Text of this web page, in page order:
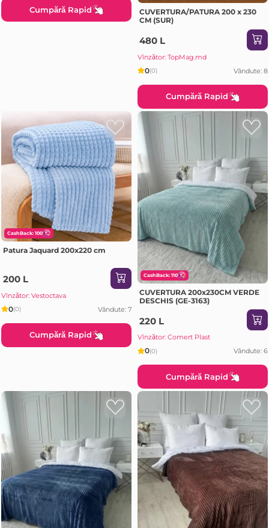
Cumpără Rapid
CUVERTURA/PATURA 200 x 230
CM (SUR)
480 L
Vînzător: TopMag.md
0(0) Vândute: 8
Cumpără Rapid
CashBack: 100
Patura Jaquard 200x220 cm
200 L
Vînzător: Vestoctava
0(0) Vândute: 7
Cumpără Rapid
CashBack: 110
CUVERTURA 200x230CM VERDE
DESCHIS (GE-3163)
220 L
Vînzător: Comert Plast
0(0) Vândute: 6
Cumpără Rapid